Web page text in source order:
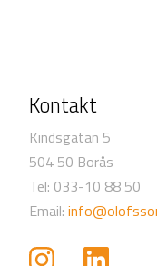
Kontakt
Kindsgatan 5
504 50 Borås
Tel: 033-10 88 50
Email: